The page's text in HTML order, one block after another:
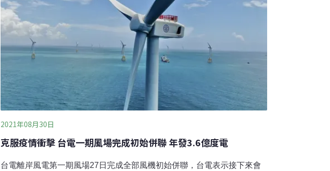
2021年08月30日
克服疫情衝擊 台電一期風場完成初始併聯 年發3.6億度電
台電離岸風電第一期風場27日完成全部風機初始併聯，台電表示接下來會